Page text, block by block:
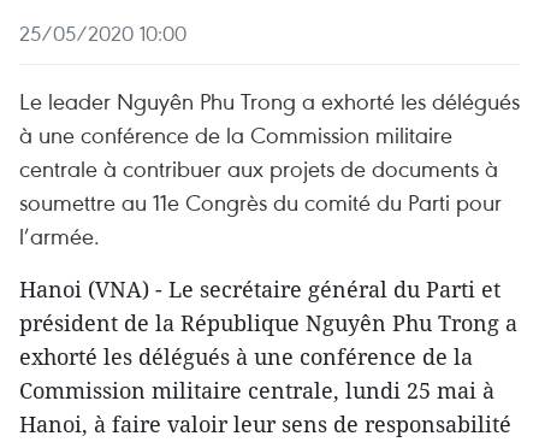
25/05/2020 10:00
Le leader Nguyên Phu Trong a exhorté les délégués
à une conférence de la Commission militaire
centrale à contribuer aux projets de documents à
soumettre au 11e Congrès du comité du Parti pour
l’armée.
Hanoi (VNA) - Le secrétaire général du Parti et
président de la République Nguyên Phu Trong a
exhorté les délégués à une conférence de la
Commission militaire centrale, lundi 25 mai à
Hanoi, à faire valoir leur sens de responsabilité